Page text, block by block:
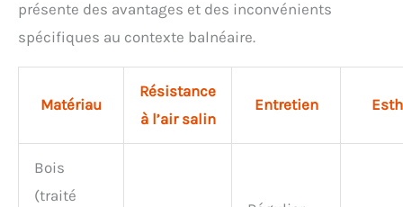
présente des avantages et des inconvénients
spécifiques au contexte balnéaire.
Matériau
Résistance
à l’air salin
Entretien
Bois
(traité